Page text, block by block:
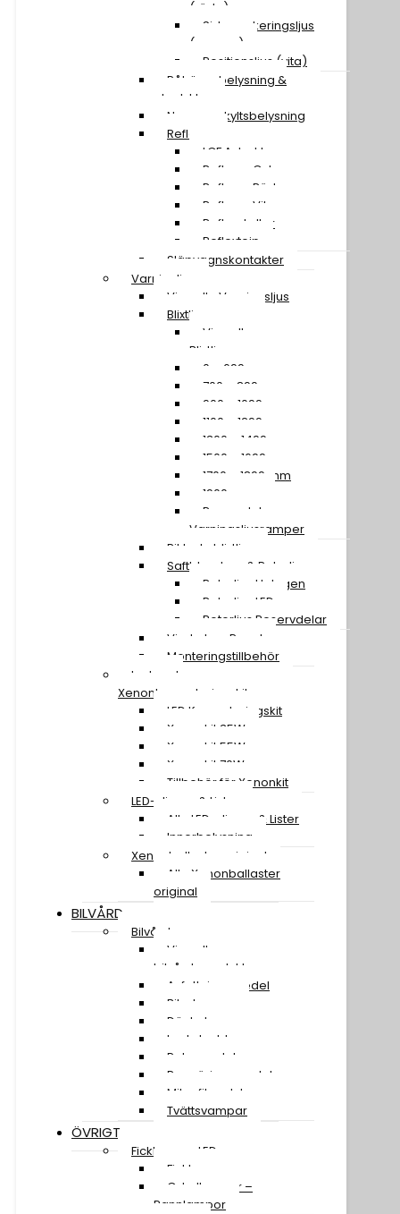
(röda)
Sidomarkeringsljus
(orange)
Positionsljus (vita)
Påhängsbelysning &
ploglyktor
Nummerskyltsbelysning
Reflexer
LGF A-traktor
Reflexer Gula
Reflexer Röda
Reflexer Vita
Reflexskyltar
Reflextejp
Släpvagnskontakter
Varningljus
Visa alla Varningsljus
Blixtljusramper
Visa alla
Blixtljusramper
0 – 699 mm
700 – 899 mm
900 – 1099 mm
1100 – 1299 mm
1300 – 1499 mm
1500 – 1699 mm
1700 – 1899 mm
1900 mm »
Reservdelar
Varningsljusramper
Riktade blixtljus
Saftblandare & Rotorljus
Rotorljus Halogen
Rotorljus LED
Rotorljus Reservdelar
Vindruta – Panel
Monteringstillbehör
Led- och
Xenonkonverteringskit
LED Konverteringskit
Xenonkit 35W
Xenonkit 55W
Xenonkit 70W
Tillbehör för Xenonkit
LED-slingor & Lister
Alla LED-slingor & Lister
Innerbelysning
Xenonballaster original
Alla Xenonballaster
original
BILVÅRD
Bilvård
Visa alla
bilvårdsprodukter
Avfettningsmedel
Bilschampo
Däckglans
Lackskydd
Polermedel
Rengöringsmedel
Mikrofiberdukar
Tvättsvampar
ÖVRIGT
Ficklampor LED
Ficklampor
Cykellampor –
Pannlampor